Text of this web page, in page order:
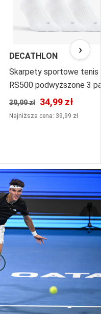
DECATHLON
Skarpety sportowe tenis
RS500 podwyższone 3
39,99 zł 34,99 zł
Najniższa cena: 39,99 zł
›